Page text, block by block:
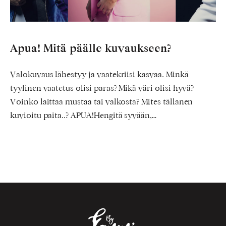
Apua! Mitä päälle kuvaukseen?
Valokuvaus lähestyy ja vaatekriisi kasvaa. Minkä
tyylinen vaatetus olisi paras? Mikä väri olisi hyvä?
Voinko laittaa mustaa tai valkosta? Mites tällanen
kuvioitu paita..? APUA!Hengitä syvään,…